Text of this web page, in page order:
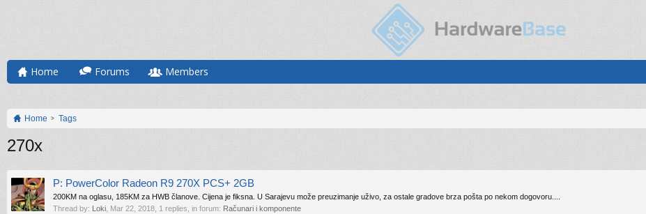
Home Forums Members
Home Tags
270x
P: PowerColor Radeon R9 270X PCS+ 2GB
200KM na oglasu, 185KM za HWB članove. Cijena je fiksna. U Sarajevu može preuzimanje uživo, za ostale gradove brza pošta po nekom dogovoru....
Thread by: Loki Mar 22, 2018 , 1 replies, in forum: Računari i komponente